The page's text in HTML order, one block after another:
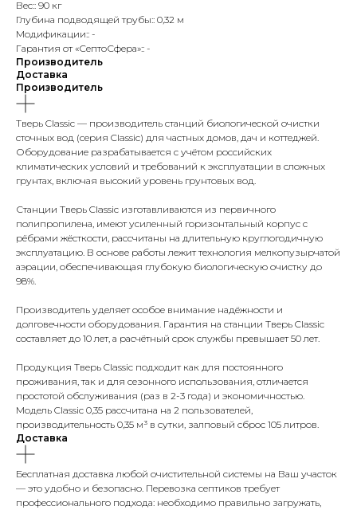
Вес:: 90 кг
Глубина подводящей трубы:: 0,32 м
Модификации:: -
Гарантия от «СептоСфера»:: -
Производитель
Доставка
Производитель
Тверь Classic — производитель станций биологической очистки
сточных вод (серия Classic) для частных домов, дач и коттеджей.
Оборудование разрабатывается с учётом российских
климатических условий и требований к эксплуатации в сложных
грунтах, включая высокий уровень грунтовых вод.
Станции Тверь Classic изготавливаются из первичного
полипропилена, имеют усиленный горизонтальный корпус с
рёбрами жёсткости, рассчитаны на длительную круглогодичную
эксплуатацию. В основе работы лежит технология мелкопузырчатой
аэрации, обеспечивающая глубокую биологическую очистку до
98%.
Производитель уделяет особое внимание надёжности и
долговечности оборудования. Гарантия на станции Тверь Classic
составляет до 10 лет, а расчётный срок службы превышает 50 лет.
Продукция Тверь Classic подходит как для постоянного
проживания, так и для сезонного использования, отличается
простотой обслуживания (раз в 2-3 года) и экономичностью.
Модель Classic 0,35 рассчитана на 2 пользователей,
производительность 0,35 м³ в сутки, залповый сброс 105 литров.
Доставка
Бесплатная доставка любой очистительной системы на Ваш участок
— это удобно и безопасно. Перевозка септиков требует
профессионального подхода: необходимо правильно загружать,